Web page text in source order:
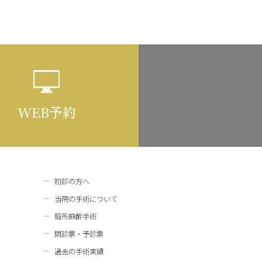
WEB予約
初診の方へ
当院の手術について
局所麻酔手術
問診票・予診票
過去の手術実績